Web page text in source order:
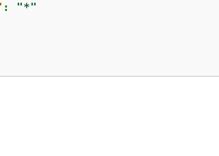
: "*"